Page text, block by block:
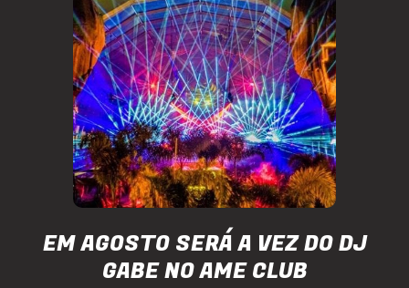
EM AGOSTO SERÁ A VEZ DO DJ
GABE NO AME CLUB